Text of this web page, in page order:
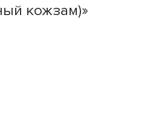
кожзам)»